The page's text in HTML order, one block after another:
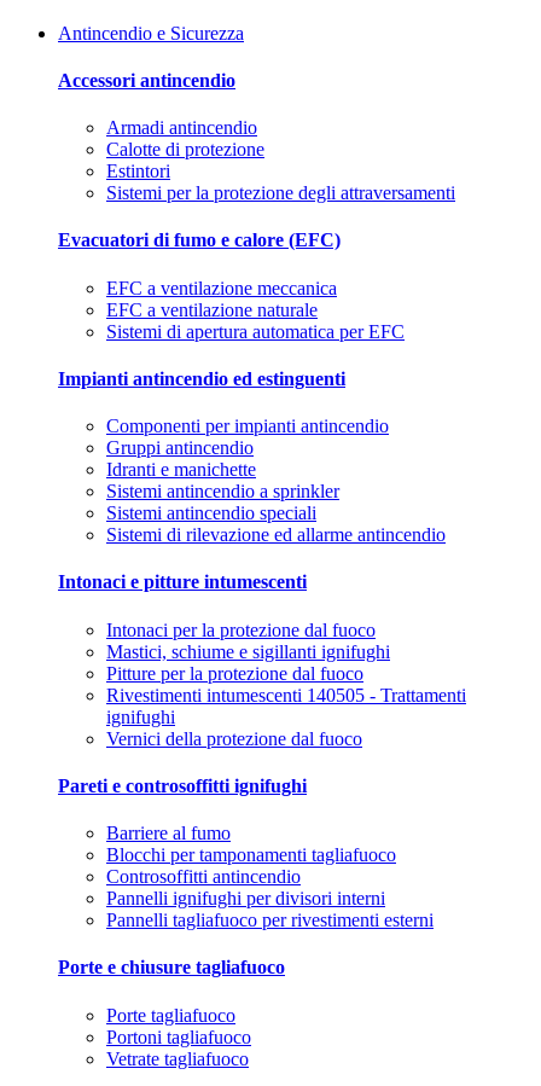
Antincendio e Sicurezza
Accessori antincendio
Armadi antincendio
Calotte di protezione
Estintori
Sistemi per la protezione degli attraversamenti
Evacuatori di fumo e calore (EFC)
EFC a ventilazione meccanica
EFC a ventilazione naturale
Sistemi di apertura automatica per EFC
Impianti antincendio ed estinguenti
Componenti per impianti antincendio
Gruppi antincendio
Idranti e manichette
Sistemi antincendio a sprinkler
Sistemi antincendio speciali
Sistemi di rilevazione ed allarme antincendio
Intonaci e pitture intumescenti
Intonaci per la protezione dal fuoco
Mastici, schiume e sigillanti ignifughi
Pitture per la protezione dal fuoco
Rivestimenti intumescenti 140505 - Trattamenti
ignifughi
Vernici della protezione dal fuoco
Pareti e controsoffitti ignifughi
Barriere al fumo
Blocchi per tamponamenti tagliafuoco
Controsoffitti antincendio
Pannelli ignifughi per divisori interni
Pannelli tagliafuoco per rivestimenti esterni
Porte e chiusure tagliafuoco
Porte tagliafuoco
Portoni tagliafuoco
Vetrate tagliafuoco